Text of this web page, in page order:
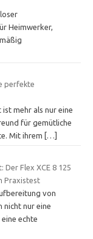
Heimwerker,
perfekte
mehr als nur eine
für gemütliche
Mit ihrem
[…]
Der Flex XCE 8 125
Praxistest
von
nicht nur eine
echte